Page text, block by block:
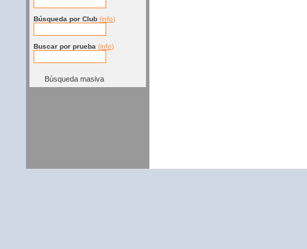
Búsqueda por Club (info)
Buscar por prueba (info)
Búsqueda masiva